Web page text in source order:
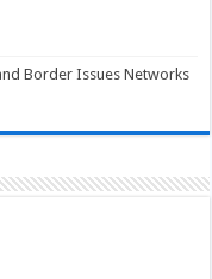
Border Issues Networks